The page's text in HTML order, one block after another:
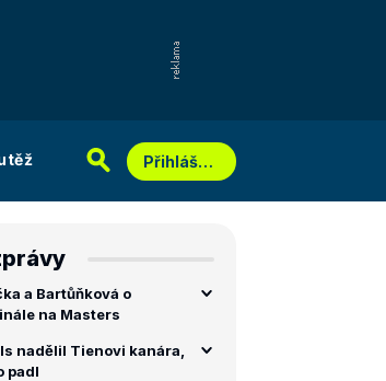
Přihlášení
a Bartůňková o
na Masters
nadělil Tienovi kanára,
padl